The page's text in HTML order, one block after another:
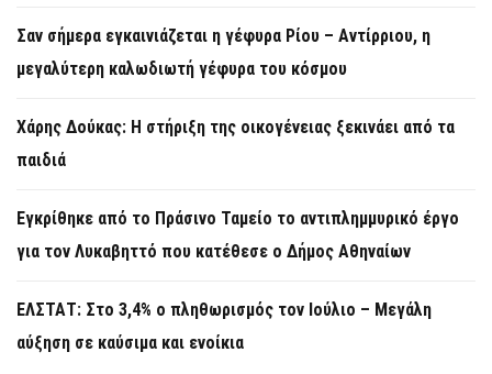
Σαν σήμερα εγκαινιάζεται η γέφυρα Ρίου – Αντίρριου, η
μεγαλύτερη καλωδιωτή γέφυρα του κόσμου
Χάρης Δούκας: Η στήριξη της οικογένειας ξεκινάει από τα
παιδιά
Εγκρίθηκε από το Πράσινο Ταμείο το αντιπλημμυρικό έργο
για τον Λυκαβηττό που κατέθεσε ο Δήμος Αθηναίων
ΕΛΣΤΑΤ: Στο 3,4% ο πληθωρισμός τον Ιούλιο – Μεγάλη
αύξηση σε καύσιμα και ενοίκια